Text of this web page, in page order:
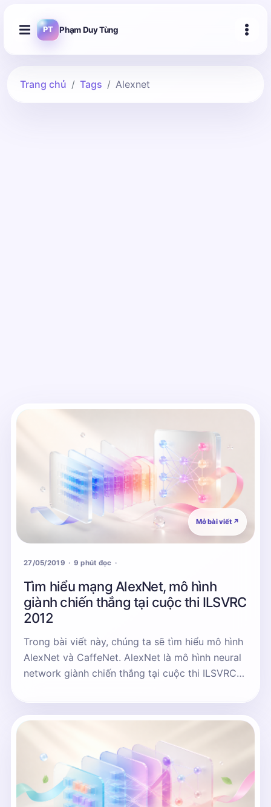
PT Phạm Duy Tùng
Trang chủ Tags Alexnet
Mở bài viết ↗
27/05/2019 9 phút đọc
Tìm hiểu mạng AlexNet, mô hình
giành chiến thắng tại cuộc thi ILSVRC
2012
Trong bài viết này, chúng ta sẽ tìm hiểu mô hình
AlexNet và CaffeNet. AlexNet là mô hình neural
network giành chiến thắng tại cuộc thi ILSVRC